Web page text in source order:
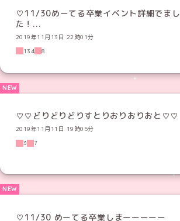
♡11/30めーてる卒業イベント詳細でまし
た！...
2019年11月13日 22時01分
134
8
♡♡どりどりどりすとりおりおりおと♡♡
2019年11月11日 19時05分
3
7
♡11/30 めーてる卒業しまーーーーー